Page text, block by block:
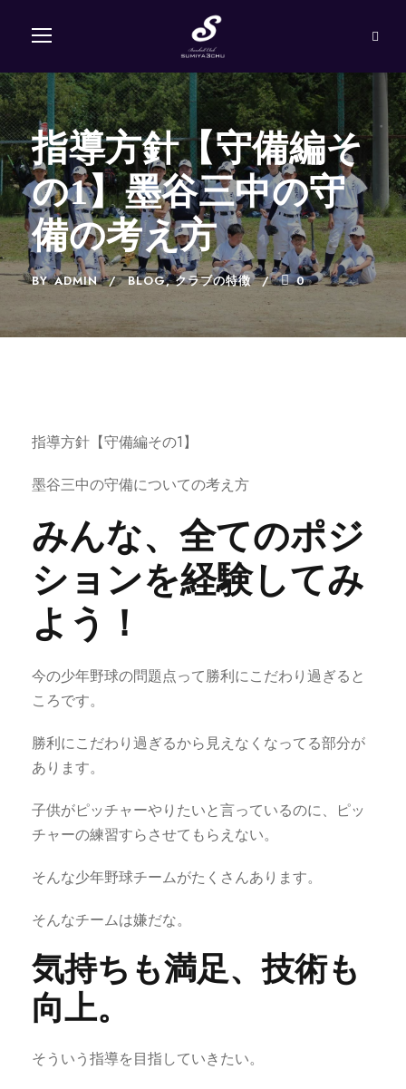
指導方針【守備編そ
の1】墨谷三中の守
備の考え方
BY ADMIN BLOG, クラブの特徴 0
指導方針【守備編その1】
墨谷三中の守備についての考え方
みんな、全てのポジ
ションを経験してみ
よう！
今の少年野球の問題点って勝利にこだわり過ぎると
ころです。
勝利にこだわり過ぎるから見えなくなってる部分が
あります。
子供がピッチャーやりたいと言っているのに、ピッ
チャーの練習すらさせてもらえない。
そんな少年野球チームがたくさんあります。
そんなチームは嫌だな。
気持ちも満足、技術も
向上。
そういう指導を目指していきたい。